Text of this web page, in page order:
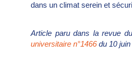
dans un climat serein et
Article paru dans la revue
universitaire n°1466du 10 juin